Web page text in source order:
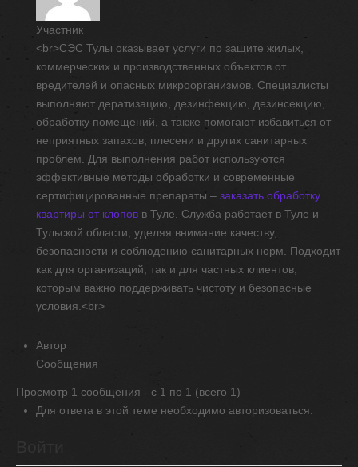
Участник
<br>СЭС Тулы оказывает услуги по защите жилых,
коммерческих и производственных объектов от
вредителей и опасных микроорганизмов. Специалисты
выполняют дератизацию, дезинфекцию, дезинсекцию,
обработку помещений, а также помогают избавиться от
неприятных запахов, плесени и других санитарных
проблем. Для выполнения работ используются
эффективные методы обработки и современные
сертифицированные препараты – заказать обработку
квартиры от клопов в Туле. Служба работает в Туле и
Тульской области, уделяя внимание качеству,
безопасности и соблюдению санитарных норм. Подходит
как для организаций, так и для частных клиентов,
которым важно поддерживать чистоту и безопасные
условия.<br>
Автор
Сообщения
Просмотр 1 сообщения - с 1 по 1 (всего 1)
Для ответа в этой теме необходимо авторизоваться.